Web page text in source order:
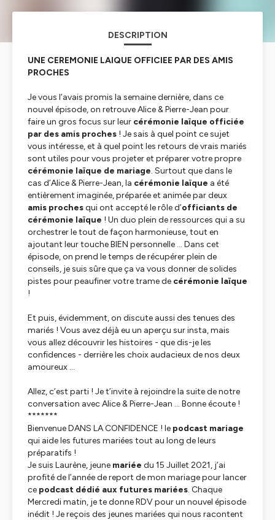
DESCRIPTION
UNE CEREMONIE LAIQUE OFFICIEE PAR DES AMIS
PROCHES
Je vous l’avais promis la semaine dernière, dans ce
nouvel épisode, on retrouve Alice & Pierre-Jean pour
faire un gros focus sur leur cérémonie laïque officiée
par des amis proches ! Je sais à quel point ce sujet
vous intéresse, et à quel point les retours de vrais mariés
sont utiles pour vous projeter et préparer votre propre
cérémonie laïque de mariage. Surtout que dans le
cas d’Alice & Pierre-Jean, la cérémonie laïque a été
entièrement imaginée, préparée et animée par deux
amis prochesqui ont accepté le rôle d’officiants de
cérémonie laïque ! Un duo plein de ressources qui a su
orchestrer le tout de façon harmonieuse, tout en
ajoutant leur touche BIEN personnelle … Dans cet
épisode, on prend le temps de récupérer plein de
conseils, je suis sûre que ça va vous donner de solides
pistes pour peaufiner votre trame de cérémonie laïque
!
Et puis, évidemment, on discute aussi des tenues des
mariés ! Vous avez déjà eu un aperçu sur insta, mais
vous allez découvrir les histoires - que dis-je les
confidences - derrière les choix audacieux de nos deux
amoureux …
Allez, c’est parti ! Je t’invite à rejoindre la suite de notre
conversation avec Alice & Pierre-Jean … Bonne écoute !
*******
Bienvenue DANS LA CONFIDENCE ! le podcast mariage
qui aide les futures mariées tout au long de leurs
préparatifs !
Je suis Laurène, jeune mariée du 15 Juillet 2021, j’ai
profité de l’année de report de mon mariage pour lancer
ce podcast dédié aux futures mariées. Chaque
Mercredi matin, je te donne RDV pour un nouvel épisode
inédit ! Je reçois des jeunes mariées qui nous racontent